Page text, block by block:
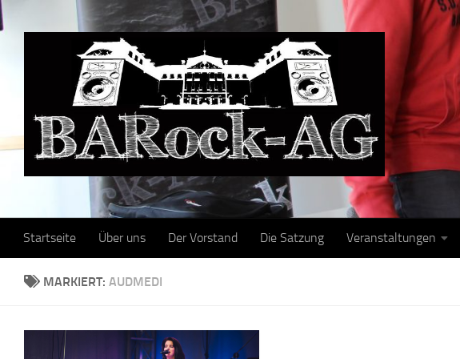
Skip to content
Startseite Über uns Der Vorstand Die Satzung Veranstaltungen
MARKIERT: AUDMEDI